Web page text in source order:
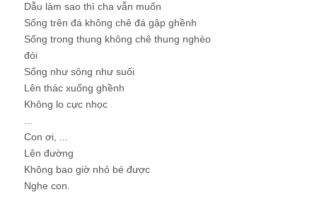
Dẫu làm sao thì cha vẫn muốn
Sống trên đá không chê đá gập ghềnh
Sống trong thung không chê thung nghèo
đói
Sống như sông như suối
Lên thác xuống ghềnh
Không lo cực nhọc
Con ơi, ...
Lên đường
Không bao giờ nhỏ bé được
Nghe con.